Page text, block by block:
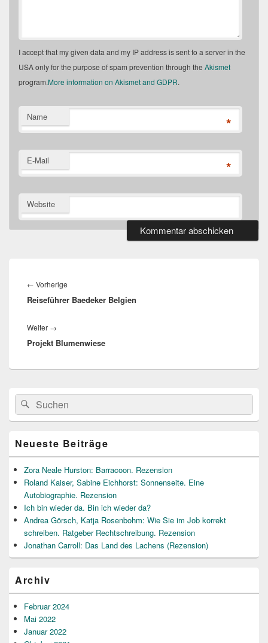
I accept that my given data and my IP address is sent to a server in the
USA only for the purpose of spam prevention through the Akismet
program.More information on Akismet and GDPR.
Name *
E-Mail *
Website
← Vorherige
Beitrag:
Reiseführer Baedeker Belgien
Weiter →
Beitrag:
Projekt Blumenwiese
Primärer
Seitenleisten
Widget-
Bereich
Suche
nach:
Suchen
Neueste Beiträge
Zora Neale Hurston: Barracoon. Rezension
Roland Kaiser, Sabine Eichhorst: Sonnenseite. Eine
Autobiographie. Rezension
Ich bin wieder da. Bin ich wieder da?
Andrea Görsch, Katja Rosenbohm: Wie Sie im Job korrekt
schreiben. Ratgeber Rechtschreibung. Rezension
Jonathan Carroll: Das Land des Lachens (Rezension)
Archiv
Februar 2024
Mai 2022
Januar 2022